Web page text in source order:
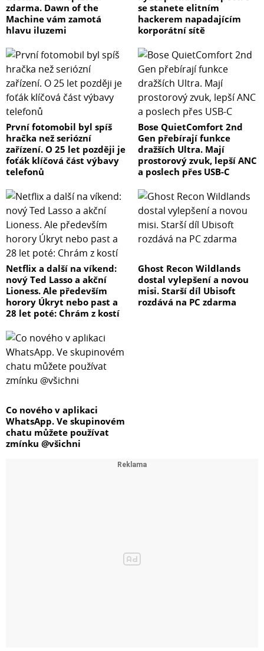
zdarma. Dawn of the
Machine vám zamotá
hlavu iluzemi
se stanete elitním
hackerem napadajícím
korporátní sítě
První fotomobil byl spíš
hračka než seriózní
zařízení. O 25 let později je
foťák klíčová část výbavy
telefonů
Bose QuietComfort 2nd
Gen přebírají funkce
dražších Ultra. Mají
prostorový zvuk, lepší ANC
a poslech přes USB-C
Netflix a další na víkend:
nový Ted Lasso a akční
Lioness. Ale především
horory Úkryt nebo past a
28 let poté: Chrám z kostí
Ghost Recon Wildlands
dostal vylepšení a novou
misi. Starší díl Ubisoft
rozdává na PC zdarma
Co nového v aplikaci
WhatsApp. Ve skupinovém
chatu můžete používat
zmínku @všichni